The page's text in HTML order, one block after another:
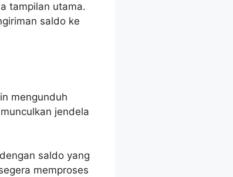
tampilan utama.
saldo ke
mengunduh
jendela
saldo yang
memproses